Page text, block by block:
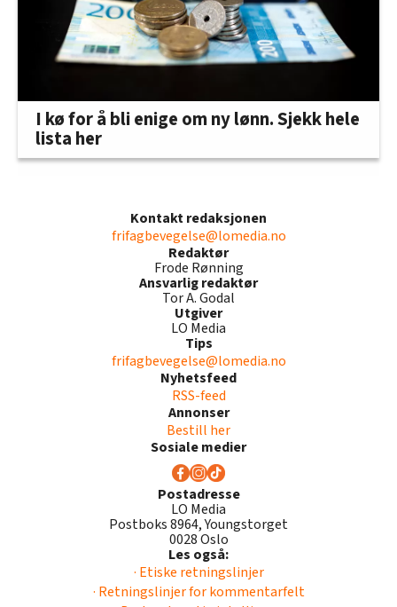
I kø for å bli enige om ny lønn. Sjekk hele
lista her
Kontakt redaksjonen
frifagbevegelse@lomedia.no
Redaktør
Frode Rønning
Ansvarlig redaktør
Tor A. Godal
Utgiver
LO Media
Tips
frifagbevegelse@lomedia.no
Nyhetsfeed
RSS-feed
Annonser
Bestill her
Sosiale medier
Postadresse
LO Media
Postboks 8964, Youngstorget
0028 Oslo
Les også:
· Etiske retningslinjer
· Retningslinjer for kommentarfelt